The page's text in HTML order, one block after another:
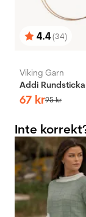
Betyg:
4.4(34)
utav 5 stjärnor
Viking Garn
67 kr95kr
Inte